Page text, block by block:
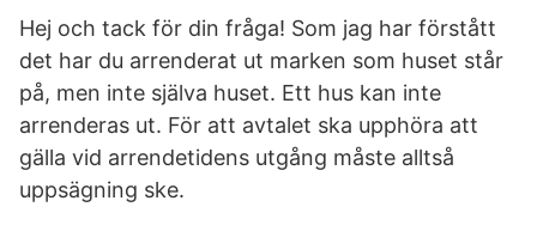
Hej och tack för din fråga! Som jag har förstått
det har du arrenderat ut marken som huset står
på, men inte själva huset. Ett hus kan inte
arrenderas ut. För att avtalet ska upphöra att
gälla vid arrendetidens utgång måste alltså
uppsägning ske.